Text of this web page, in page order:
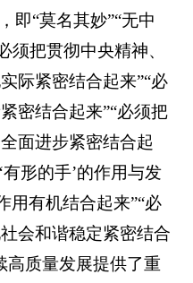
即“莫名其妙”“无中
须把贯彻中央精神、
际紧密结合起来”“必
密结合起来”“必须把
面进步紧密结合起
形的手’的作用与发
用有机结合起来”“必
会和谐稳定紧密结合
高质量发展提供了重